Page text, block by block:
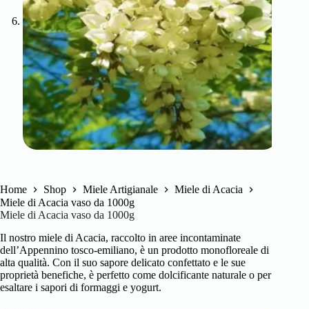
Home Shop Miele Artigianale
Miele di Acacia
Miele di Acacia vaso da 1000g
Miele di Acacia vaso da 1000g
Il nostro miele di Acacia, raccolto in aree incontaminate
dell’Appennino tosco-emiliano, è un prodotto monofloreale di
alta qualità. Con il suo sapore delicato confettato e le sue
proprietà benefiche, è perfetto come dolcificante naturale o per
esaltare i sapori di formaggi e yogurt.